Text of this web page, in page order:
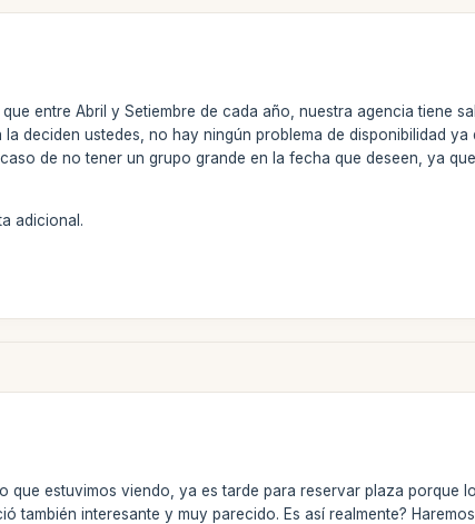
entre Abril y Setiembre de cada año, nuestra agencia tiene
deciden ustedes, no hay ningún problema de disponibilidad
de no tener un grupo grande en la fecha que deseen, ya
adicional.
que estuvimos viendo, ya es tarde para reservar plaza porque
también interesante y muy parecido. Es así realmente?